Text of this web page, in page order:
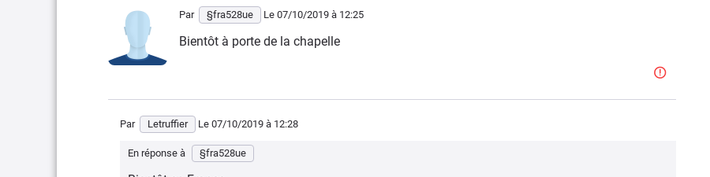
Par §fra528ue Le 07/10/2019 à 12:25
Bientôt à porte de la chapelle
Par Letruffier Le 07/10/2019 à 12:28
En réponse à §fra528ue